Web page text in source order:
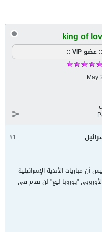
king of
:: عضو VIP ::
May
#1
أن مباريات الأندية الإسرائيلية
"يوروبا ليغ" لن تقام في